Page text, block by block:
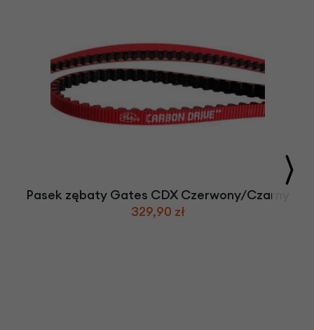
Pasek zębaty Gates CDX Czerwony/Czarny
329,90 zł